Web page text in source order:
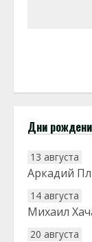
Дни
13 августа
Аркадий
14 августа
Михаил
20 августа